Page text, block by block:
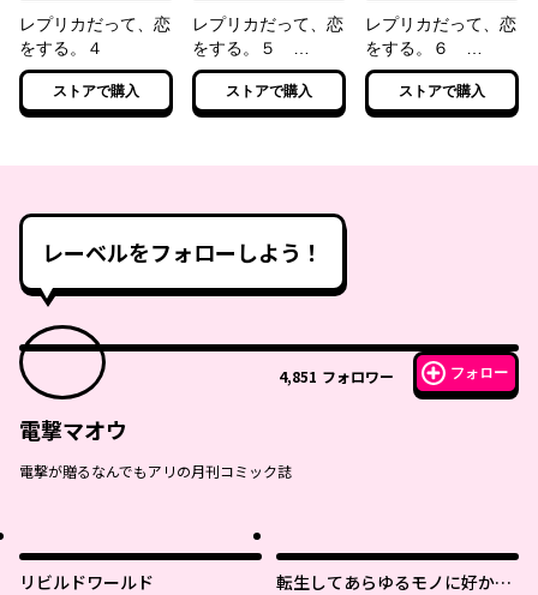
レプリカだって、恋
をする。４
ストアで購入
レプリカだって、恋
をする。５
Side:Original
ストアで購入
レプリカだって、恋
をする。６
Through Their Eyes
ストアで購入
レーベルをフォローしよう！
4,851 フォロワー フォロー
電撃マオウ
電撃が贈るなんでもアリの月刊コミック誌
リビルドワールド
転生してあらゆるモノに好かれ